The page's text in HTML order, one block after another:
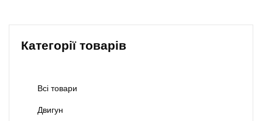
Категорії товарів
Всі товари
Двигун